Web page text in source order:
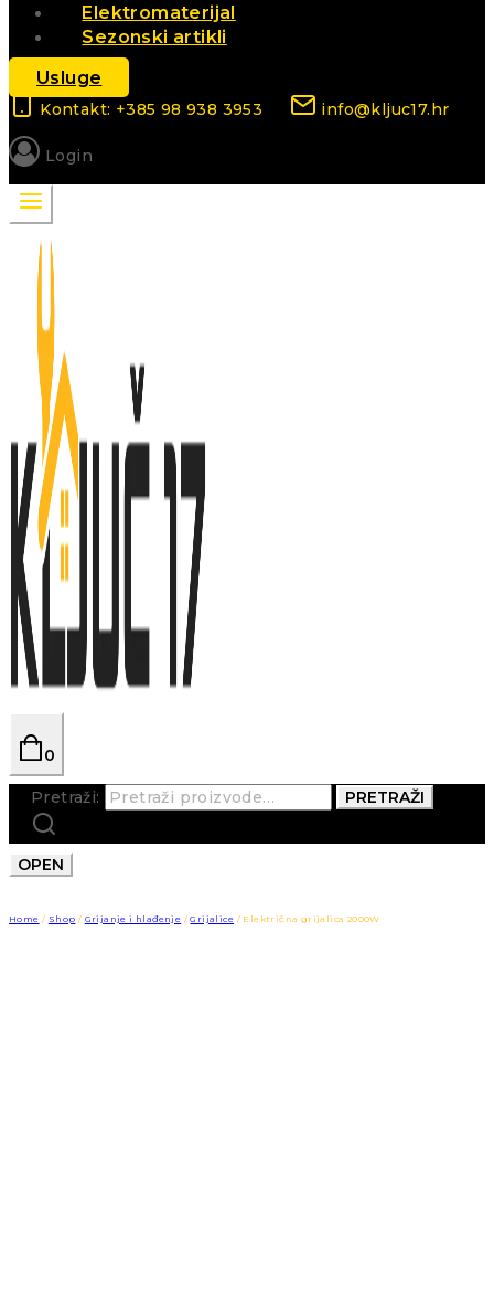
Elektromaterijal
Sezonski artikli
Usluge
Kontakt: +385 98 938 3953 info@kljuc17.hr
Login
0
Pretraži: PRETRAŽI
OPEN
Home / Shop / Grijanje i hlađenje / Grijalice / Električna grijalica 2000W